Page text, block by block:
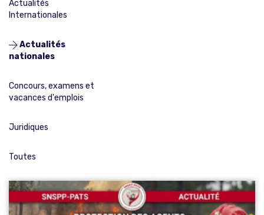
Actualités
Internationales
Actualités
nationales
Concours, examens et
vacances d'emplois
Juridiques
Toutes